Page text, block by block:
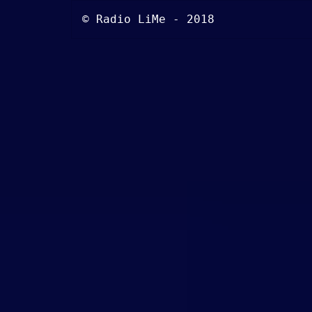
© Radio LiMe - 2018